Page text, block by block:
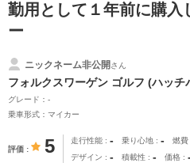
勤用として１年前に購入
ー
ニックネーム非公開さん
フォルクスワーゲン ゴルフ (ハッチ
グレード：-
乗車形式：マイカー
評価 5 走行性能 - 乗り心地 - 燃費
デザイン - 積載性 - 価格 -